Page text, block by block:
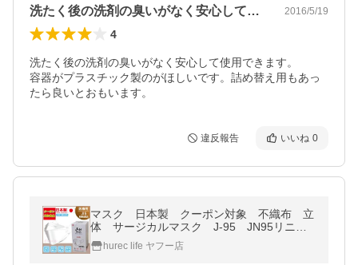
洗たく後の洗剤の臭いがなく安心して使用… 2016/5/19
4
洗たく後の洗剤の臭いがなく安心して使用できます。
容器がプラスチック製のがほしいです。詰め替え用もあっ
たら良いとおもいます。
違反報告 いいね 0
マスク 日本製 クーポン対象 不織布 立
体 サージカルマスク J-95 JN95リニュ
ーアル 医療用クラスIII JIS規格 4層 ダ
イヤモンド形状 個別包装 3D
hurec life ヤフー店